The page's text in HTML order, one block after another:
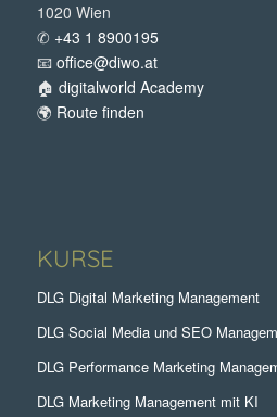
1020 Wien
✆ +43 1 8900195
📧 office@diwo.at
🏠 digitalworld Academy
🌍 Route finden
KURSE
DLG Digital Marketing Management
DLG Social Media und SEO
DLG Performance Marketing
DLG Marketing Management mit KI